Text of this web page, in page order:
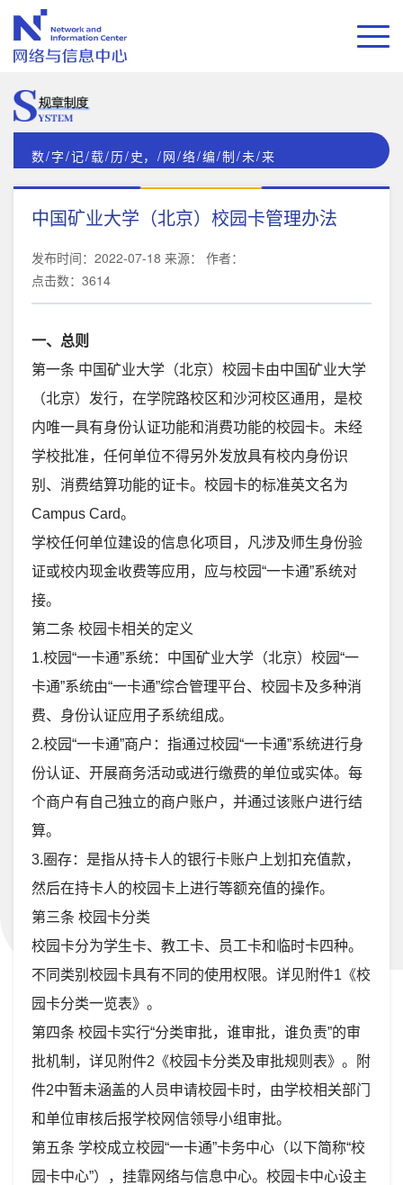
数/字/记/载/历/史， /网/络/编/制/未/来
中国矿业大学（北京）校园卡管理办法
发布时间：2022-07-18 来源： 作者：
点击数： 3614
一、总则
第一条 中国矿业大学（北京）校园卡由中国矿业大学
（北京）发行，在学院路校区和沙河校区通用，是校
内唯一具有身份认证功能和消费功能的校园卡。未经
学校批准，任何单位不得另外发放具有校内身份识
别、消费结算功能的证卡。校园卡的标准英文名为
Campus Card。
学校任何单位建设的信息化项目，凡涉及师生身份验
证或校内现金收费等应用，应与校园“一卡通”系统对
接。
第二条 校园卡相关的定义
1.校园“一卡通”系统：中国矿业大学（北京）校园“一
卡通”系统由“一卡通”综合管理平台、校园卡及多种消
费、身份认证应用子系统组成。
2.校园“一卡通”商户：指通过校园“一卡通”系统进行身
份认证、开展商务活动或进行缴费的单位或实体。每
个商户有自己独立的商户账户，并通过该账户进行结
算。
3.圈存：是指从持卡人的银行卡账户上划扣充值款，
然后在持卡人的校园卡上进行等额充值的操作。
第三条 校园卡分类
校园卡分为学生卡、教工卡、员工卡和临时卡四种。
不同类别校园卡具有不同的使用权限。详见附件1《校
园卡分类一览表》。
第四条 校园卡实行“分类审批，谁审批，谁负责”的审
批机制，详见附件2《校园卡分类及审批规则表》。附
件2中暂未涵盖的人员申请校园卡时，由学校相关部门
和单位审核后报学校网信领导小组审批。
第五条 学校成立校园“一卡通”卡务中心（以下简称“校
园卡中心”），挂靠网络与信息中心。校园卡中心设主